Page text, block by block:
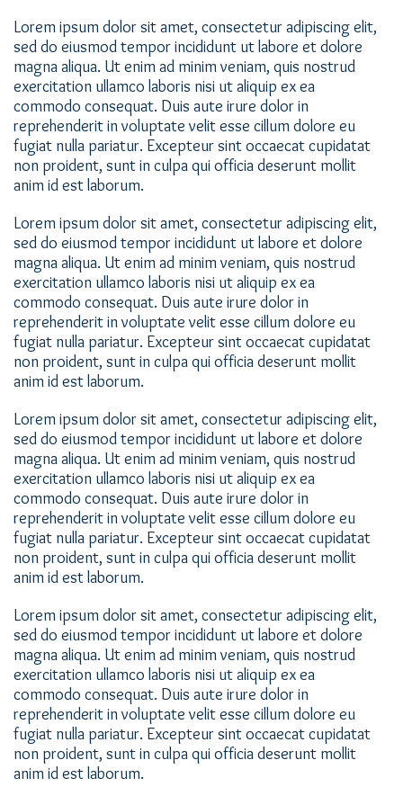
Lorem ipsum dolor sit amet, consectetur adipiscing elit,
sed do eiusmod tempor incididunt ut labore et dolore
magna aliqua. Ut enim ad minim veniam, quis nostrud
exercitation ullamco laboris nisi ut aliquip ex ea
commodo consequat. Duis aute irure dolor in
reprehenderit in voluptate velit esse cillum dolore eu
fugiat nulla pariatur. Excepteur sint occaecat cupidatat
non proident, sunt in culpa qui officia deserunt mollit
anim id est laborum.
Lorem ipsum dolor sit amet, consectetur adipiscing elit,
sed do eiusmod tempor incididunt ut labore et dolore
magna aliqua. Ut enim ad minim veniam, quis nostrud
exercitation ullamco laboris nisi ut aliquip ex ea
commodo consequat. Duis aute irure dolor in
reprehenderit in voluptate velit esse cillum dolore eu
fugiat nulla pariatur. Excepteur sint occaecat cupidatat
non proident, sunt in culpa qui officia deserunt mollit
anim id est laborum.
Lorem ipsum dolor sit amet, consectetur adipiscing elit,
sed do eiusmod tempor incididunt ut labore et dolore
magna aliqua. Ut enim ad minim veniam, quis nostrud
exercitation ullamco laboris nisi ut aliquip ex ea
commodo consequat. Duis aute irure dolor in
reprehenderit in voluptate velit esse cillum dolore eu
fugiat nulla pariatur. Excepteur sint occaecat cupidatat
non proident, sunt in culpa qui officia deserunt mollit
anim id est laborum.
Lorem ipsum dolor sit amet, consectetur adipiscing elit,
sed do eiusmod tempor incididunt ut labore et dolore
magna aliqua. Ut enim ad minim veniam, quis nostrud
exercitation ullamco laboris nisi ut aliquip ex ea
commodo consequat. Duis aute irure dolor in
reprehenderit in voluptate velit esse cillum dolore eu
fugiat nulla pariatur. Excepteur sint occaecat cupidatat
non proident, sunt in culpa qui officia deserunt mollit
anim id est laborum.